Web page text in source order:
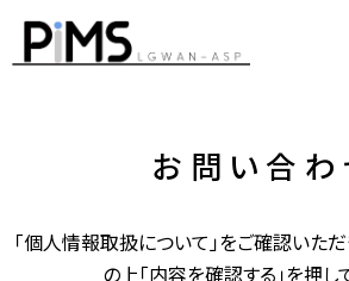
お問い合わ
「個人情報取扱について」をご確認いた
の上「内容を確認する」を押し